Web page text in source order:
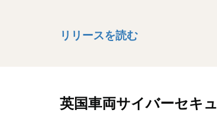
リリースを読む
英国車両サイバーセキ